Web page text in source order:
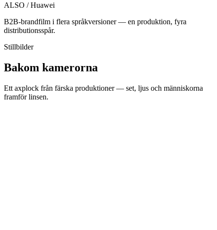
ALSO / Huawei
B2B-brandfilm i flera språkversioner — en produktion, fyra
distributionsspår.
Stillbilder
Bakom kamerorna
Ett axplock från färska produktioner — set, ljus och människorna
framför linsen.